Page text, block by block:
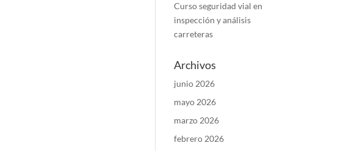
Curso seguridad vial en
inspección y análisis
carreteras
Archivos
junio 2026
mayo 2026
marzo 2026
febrero 2026